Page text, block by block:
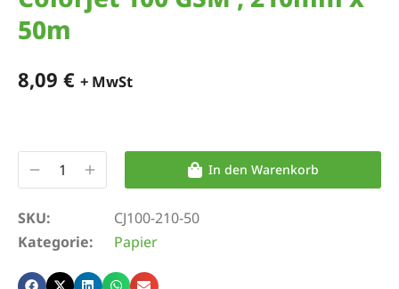
50m
8,09 € + MwSt
In den Warenkorb
SKU:
CJ100-210-50
Kategorie:
Papier